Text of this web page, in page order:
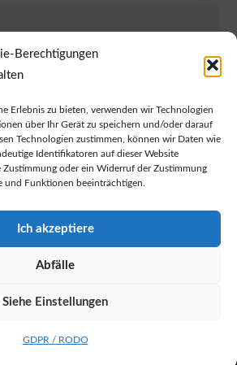
Berechtigungen
Erlebnis zu bieten, verwenden wir Technologien
über Ihr Gerät zu speichern und/oder darauf
Technologien zustimmen, können wir Daten wie
Identifikatoren auf dieser Website
Zustimmung oder ein Widerruf der Zustimmung
und Funktionen beeinträchtigen.
Ich akzeptiere
Abfälle
Siehe Einstellungen
GDPR / RODO
PROFILE SHUECO